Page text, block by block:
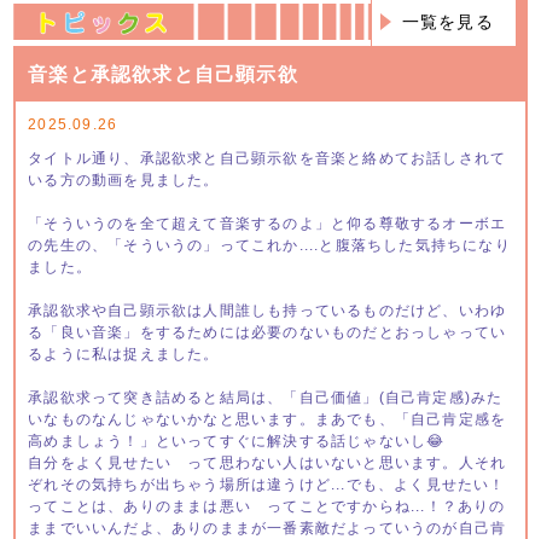
一覧を見る
音楽と承認欲求と自己顕示欲
2025.09.26
タイトル通り、承認欲求と自己顕示欲を音楽と絡めてお話しされて
いる方の動画を見ました。
「そういうのを全て超えて音楽するのよ」と仰る尊敬するオーボエ
の先生の、「そういうの」ってこれか....と腹落ちした気持ちになり
ました。
承認欲求や自己顕示欲は人間誰しも持っているものだけど、いわゆ
る「良い音楽」をするためには必要のないものだとおっしゃってい
るように私は捉えました。
承認欲求って突き詰めると結局は、「自己価値」(自己肯定感)みた
いなものなんじゃないかなと思います。まあでも、「自己肯定感を
高めましょう！」といってすぐに解決する話じゃないし😂
自分をよく見せたい って思わない人はいないと思います。人それ
ぞれその気持ちが出ちゃう場所は違うけど...でも、よく見せたい！
ってことは、ありのままは悪い ってことですからね...！？ありの
ままでいいんだよ、ありのままが一番素敵だよっていうのが自己肯